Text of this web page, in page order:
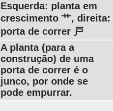
Esquerda: planta em
crescimento 艹, direita:
porta de correr 戸
A planta (para a
construção) de uma
porta de correr é o
junco, por onde se
pode empurrar.